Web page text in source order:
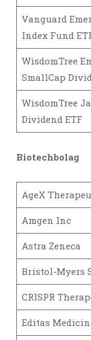
Vanguard
Index Fund
WisdomTree
SmallCap
WisdomTree
Dividend ETF
Biotechbolag
AgeX
Amgen Inc
Astra Zeneca
Bristol-Myers
CRISPR
Editas